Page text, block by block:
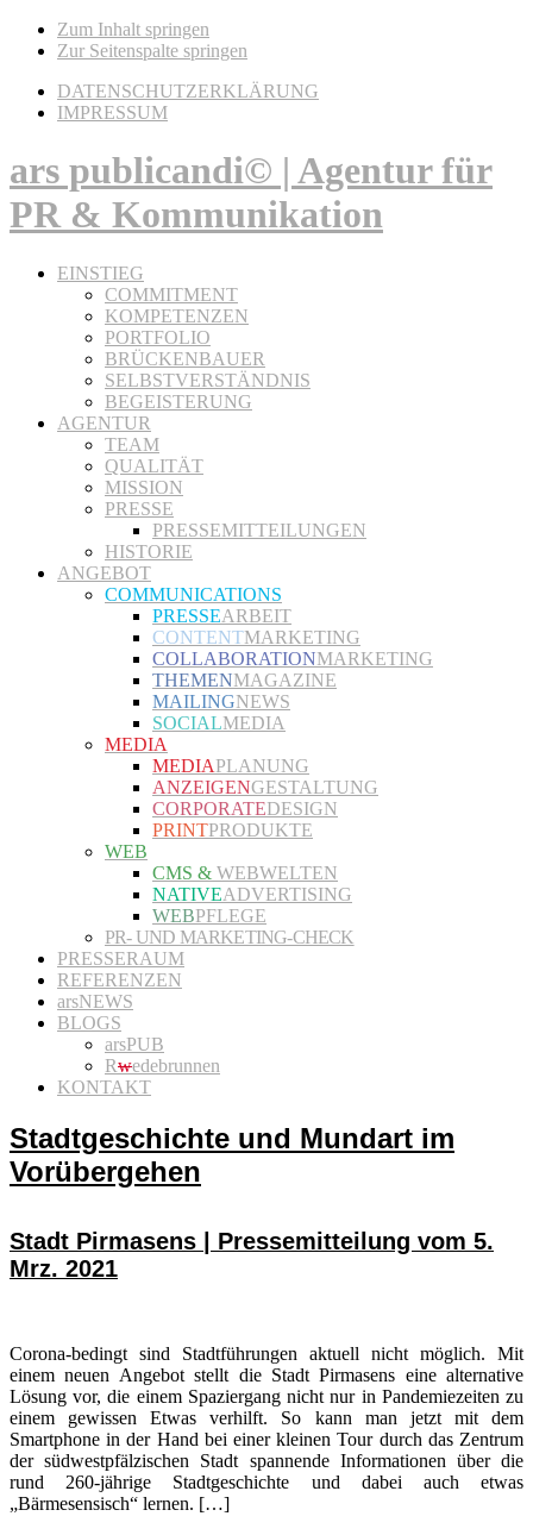
Zum Inhalt springen
Zur Seitenspalte springen
DATENSCHUTZERKLÄRUNG
IMPRESSUM
ars publicandi© | Agentur für
PR & Kommunikation
EINSTIEG
COMMITMENT
KOMPETENZEN
PORTFOLIO
BRÜCKENBAUER
SELBSTVERSTÄNDNIS
BEGEISTERUNG
AGENTUR
TEAM
QUALITÄT
MISSION
PRESSE
PRESSEMITTEILUNGEN
HISTORIE
ANGEBOT
COMMUNICATIONS
PRESSEARBEIT
CONTENTMARKETING
COLLABORATIONMARKETING
THEMENMAGAZINE
MAILINGNEWS
SOCIALMEDIA
MEDIA
MEDIAPLANUNG
ANZEIGENGESTALTUNG
CORPORATEDESIGN
PRINTPRODUKTE
WEB
CMS & WEBWELTEN
NATIVEADVERTISING
WEBPFLEGE
PR- UND MARKETING-CHECK
PRESSERAUM
REFERENZEN
arsNEWS
BLOGS
arsPUB
Rwedebrunnen
KONTAKT
Stadtgeschichte und Mundart im
Vorübergehen
Stadt Pirmasens | Pressemitteilung vom 5.
Mrz. 2021
Corona-bedingt sind Stadtführungen aktuell nicht möglich. Mit
einem neuen Angebot stellt die Stadt Pirmasens eine alternative
Lösung vor, die einem Spaziergang nicht nur in Pandemiezeiten zu
einem gewissen Etwas verhilft. So kann man jetzt mit dem
Smartphone in der Hand bei einer kleinen Tour durch das Zentrum
der südwestpfälzischen Stadt spannende Informationen über die
rund 260-jährige Stadtgeschichte und dabei auch etwas
„Bärmesensisch“ lernen. […]